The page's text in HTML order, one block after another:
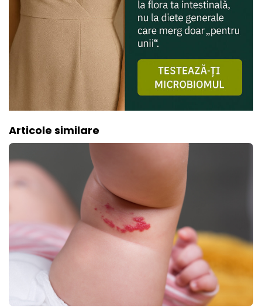
Articole similare